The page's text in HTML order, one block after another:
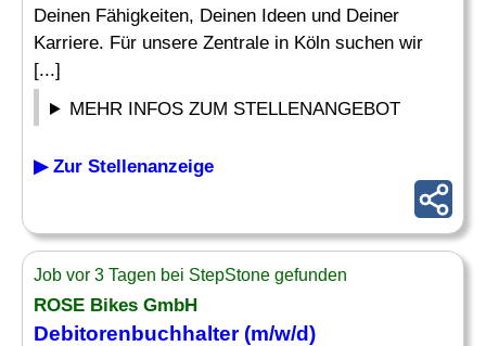
Deinen Fähigkeiten, Deinen Ideen und Deiner
Karriere. Für unsere Zentrale in Köln suchen wir
[...]
MEHR INFOS ZUM STELLENANGEBOT
▶ Zur Stellenanzeige
Job vor 3 Tagen bei StepStone gefunden
ROSE Bikes GmbH
Debitorenbuchhalter(m/w/d)